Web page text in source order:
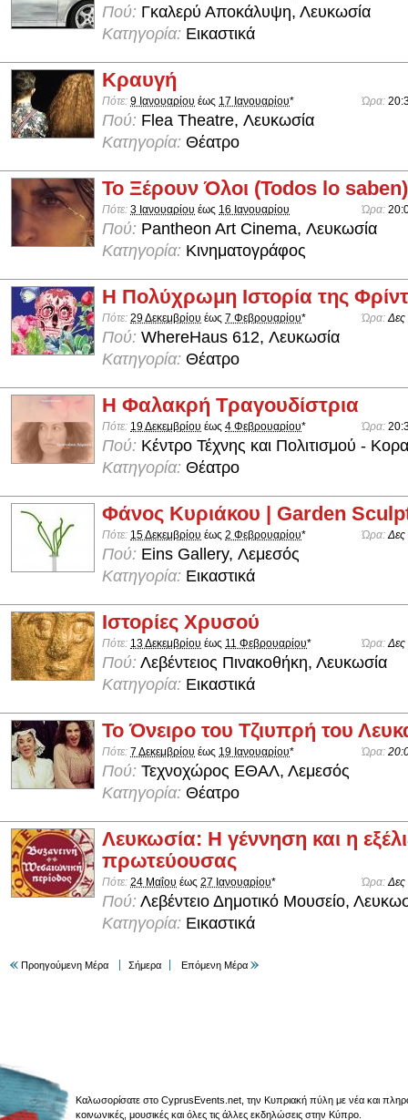
Πού: Γκαλερύ Αποκάλυψη, Λευκωσία
Κατηγορία: Εικαστικά
Κραυγή
Πότε: 9 Ιανουαρίου έως 17 Ιανουαρίου* Ώρα:
Πού: Flea Theatre, Λευκωσία
Κατηγορία: Θέατρο
Το Ξέρουν Όλοι (Todos lo saben)
Πότε: 3 Ιανουαρίου έως 16 Ιανουαρίου Ώρα:
Πού: Pantheon Art Cinema, Λευκωσία
Κατηγορία: Κινηματογράφος
Η Πολύχρωμη Ιστορία της
Πότε: 29 Δεκεμβρίου έως 7 Φεβρουαρίου* Ώρα: Δες
Πού: WhereHaus 612, Λευκωσία
Κατηγορία: Θέατρο
Η Φαλακρή Τραγουδίστρια
Πότε: 19 Δεκεμβρίου έως 4 Φεβρουαρίου* Ώρα:
Πού: Κέντρο Τέχνης και Πολιτισμού -
Κατηγορία: Θέατρο
Φάνος Κυριάκου | Garden
Πότε: 15 Δεκεμβρίου έως 2 Φεβρουαρίου* Ώρα:Δες
Πού: Eins Gallery, Λεμεσός
Κατηγορία: Εικαστικά
Ιστορίες Χρυσού
Πότε: 13 Δεκεμβρίου έως 11 Φεβρουαρίου* Ώρα:Δες
Πού: Λεβέντειος Πινακοθήκη, Λευκωσία
Κατηγορία: Εικαστικά
Το Όνειρο του Τζιυπρή του
Πότε: 7 Δεκεμβρίου έως 19 Ιανουαρίου* Ώρα:
Πού: Τεχνοχώρος ΕΘΑΛ, Λεμεσός
Κατηγορία: Θέατρο
Λευκωσία: Η γέννηση και η
πρωτεύουσας
Πότε: 24 Μαΐου έως 27 Ιανουαρίου* Ώρα:Δες
Πού: Λεβέντειο Δημοτικό Μουσείο,
Κατηγορία: Εικαστικά
Προηγούμενη Μέρα Σήμερα Επόμενη Μέρα
Καλωσορίσατε στο CyprusEvents.net, την Κυπριακή πύλη με νέα και
κοινωνικές, μουσικές και όλες τις άλλες εκδηλώσεις στην Κύπρο.